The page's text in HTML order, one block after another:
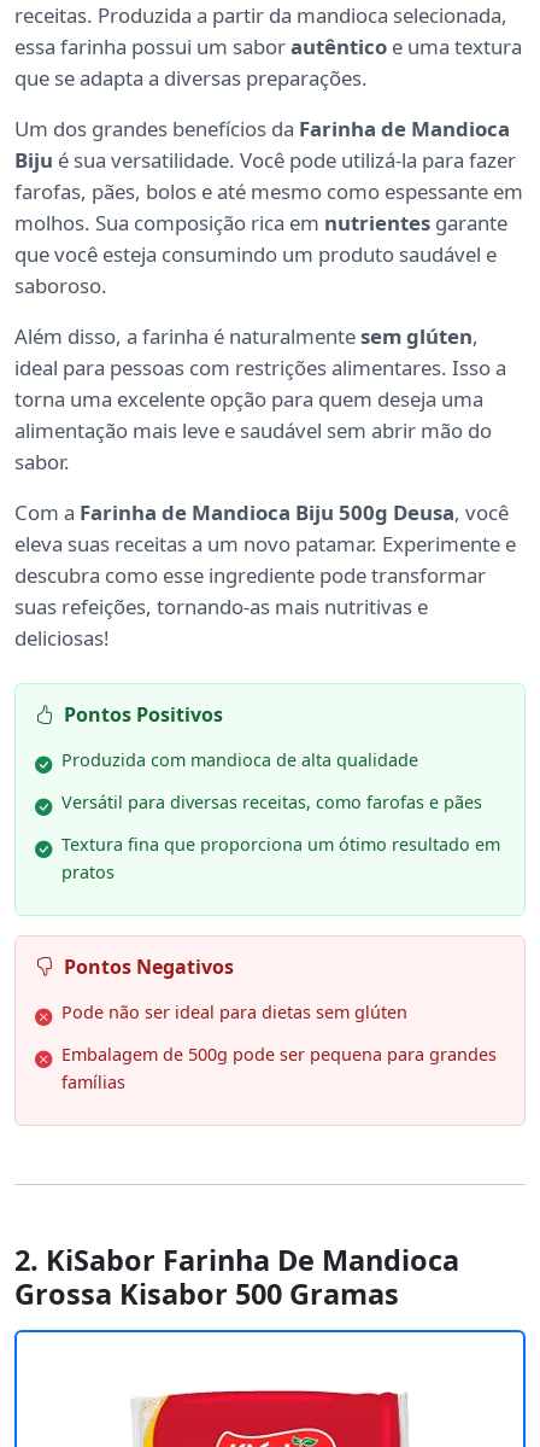
receitas. Produzida a partir da mandioca selecionada,
essa farinha possui um saborautêntico e uma textura
que se adapta a diversas preparações.
Um dos grandes benefícios da Farinha de Mandioca
Biju é sua versatilidade. Você pode utilizá-la para fazer
farofas, pães, bolos e até mesmo como espessante em
molhos. Sua composição rica em nutrientes garante
que você esteja consumindo um produto saudável e
saboroso.
Além disso, a farinha é naturalmentesem glúten,
ideal para pessoas com restrições alimentares. Isso a
torna uma excelente opção para quem deseja uma
alimentação mais leve e saudável sem abrir mão do
sabor.
Com a Farinha de Mandioca Biju 500g Deusa, você
eleva suas receitas a um novo patamar. Experimente e
descubra como esse ingrediente pode transformar
suas refeições, tornando-as mais nutritivas e
deliciosas!
Pontos Positivos
Produzida com mandioca de alta qualidade
Versátil para diversas receitas, como farofas e pães
Textura fina que proporciona um ótimo resultado em
pratos
Pontos Negativos
Pode não ser ideal para dietas sem glúten
Embalagem de 500g pode ser pequena para grandes
famílias
2. KiSabor Farinha De Mandioca
Grossa Kisabor 500 Gramas